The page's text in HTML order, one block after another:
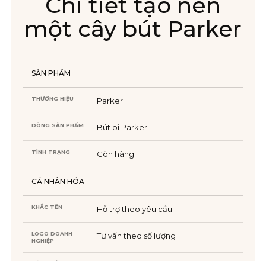
một cây bút Parker
SẢN PHẨM
THƯƠNG HIỆU Parker
DÒNG SẢN PHẨM Bút bi Parker
TÌNH TRẠNG Còn hàng
CÁ NHÂN HÓA
KHẮC TÊN Hỗ trợ theo yêu cầu
LOGO DOANH
NGHIỆP
Tư vấn theo số lượng